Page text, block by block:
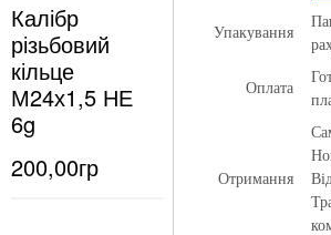
Калібр
різьбовий
кільце
М24х1,5 НЕ
6g
200,00гр
Упакування
Оплата
Отримання